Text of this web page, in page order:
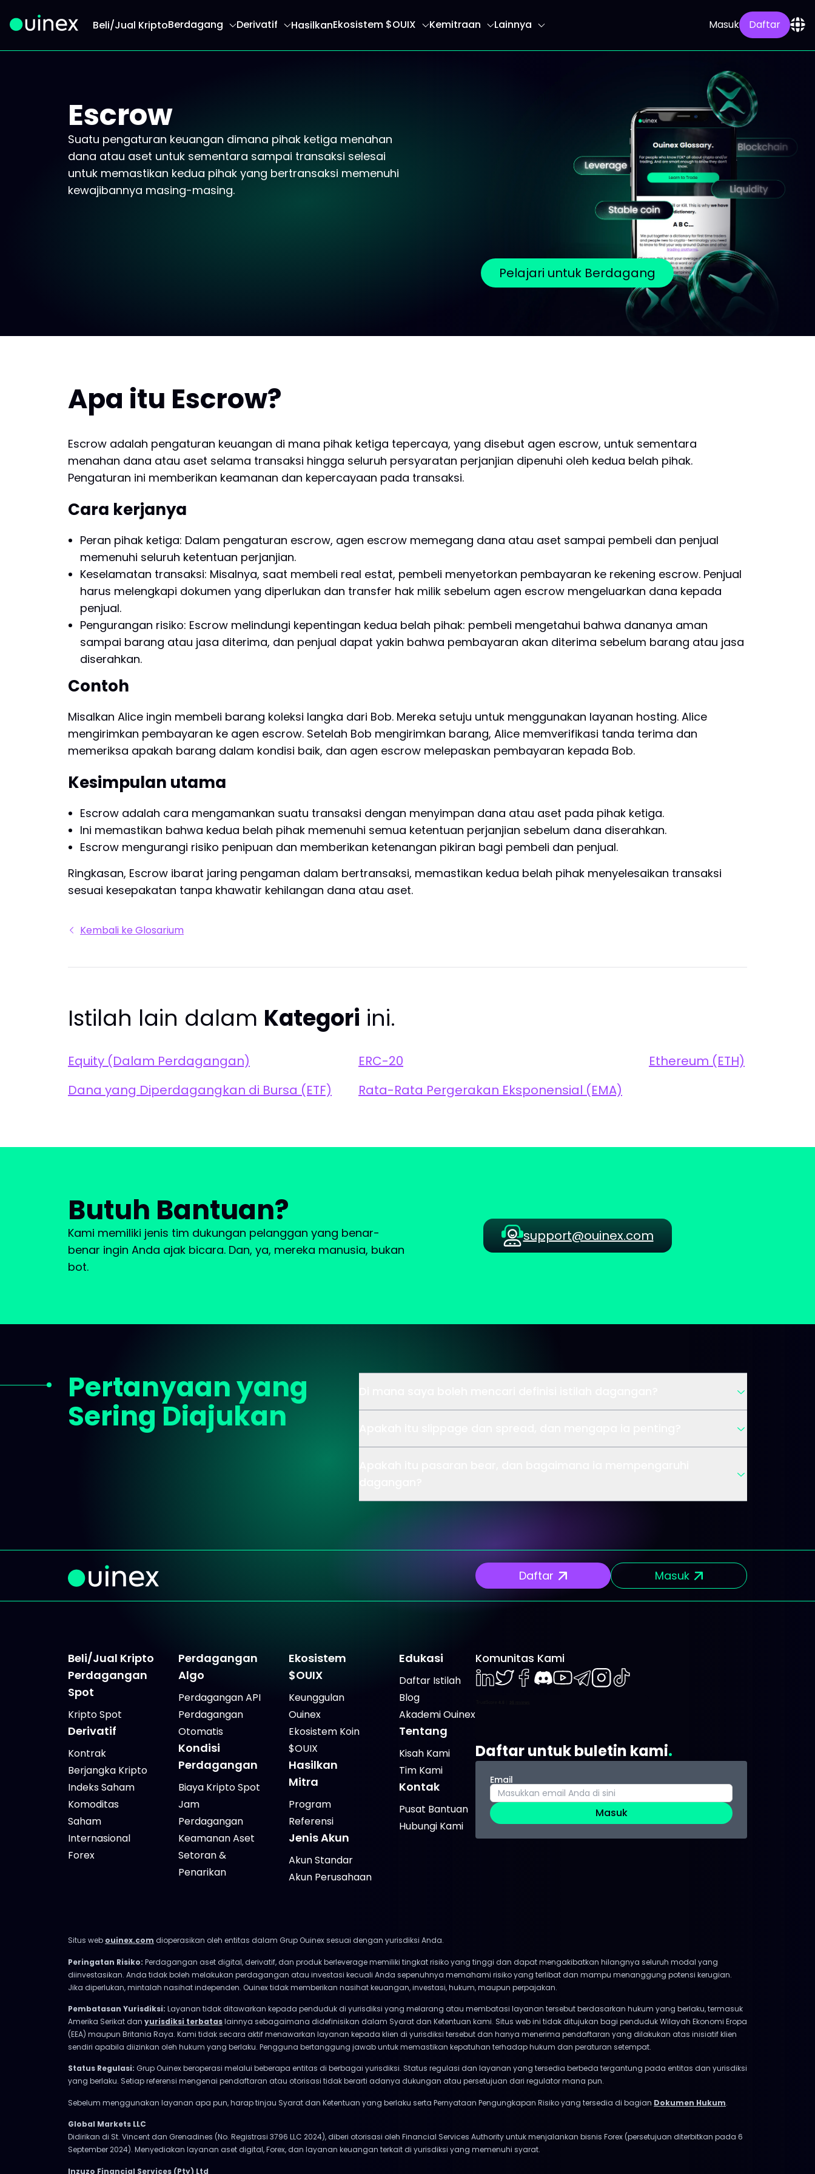
Beli/Jual KriptoBerdagang Derivatif HasilkanEkosistem $OUIX Kemitraan Lainnya Masuk Daftar
Escrow
Suatu pengaturan keuangan dimana pihak ketiga menahan
dana atau aset untuk sementara sampai transaksi selesai
untuk memastikan kedua pihak yang bertransaksi memenuhi
kewajibannya masing-masing.
Pelajari untuk Berdagang
Apa itu Escrow?
Escrow adalah pengaturan keuangan di mana pihak ketiga tepercaya, yang disebut agen escrow, untuk sementara
menahan dana atau aset selama transaksi hingga seluruh persyaratan perjanjian dipenuhi oleh kedua belah pihak.
Pengaturan ini memberikan keamanan dan kepercayaan pada transaksi.
Cara kerjanya
Peran pihak ketiga: Dalam pengaturan escrow, agen escrow memegang dana atau aset sampai pembeli dan penjual
memenuhi seluruh ketentuan perjanjian.
Keselamatan transaksi: Misalnya, saat membeli real estat, pembeli menyetorkan pembayaran ke rekening escrow. Penjual
harus melengkapi dokumen yang diperlukan dan transfer hak milik sebelum agen escrow mengeluarkan dana kepada
penjual.
Pengurangan risiko: Escrow melindungi kepentingan kedua belah pihak: pembeli mengetahui bahwa dananya aman
sampai barang atau jasa diterima, dan penjual dapat yakin bahwa pembayaran akan diterima sebelum barang atau jasa
diserahkan.
Contoh
Misalkan Alice ingin membeli barang koleksi langka dari Bob. Mereka setuju untuk menggunakan layanan hosting. Alice
mengirimkan pembayaran ke agen escrow. Setelah Bob mengirimkan barang, Alice memverifikasi tanda terima dan
memeriksa apakah barang dalam kondisi baik, dan agen escrow melepaskan pembayaran kepada Bob.
Kesimpulan utama
Escrow adalah cara mengamankan suatu transaksi dengan menyimpan dana atau aset pada pihak ketiga.
Ini memastikan bahwa kedua belah pihak memenuhi semua ketentuan perjanjian sebelum dana diserahkan.
Escrow mengurangi risiko penipuan dan memberikan ketenangan pikiran bagi pembeli dan penjual.
Ringkasan, Escrow ibarat jaring pengaman dalam bertransaksi, memastikan kedua belah pihak menyelesaikan transaksi
sesuai kesepakatan tanpa khawatir kehilangan dana atau aset.
Kembali ke Glosarium
Istilah lain dalam Kategori ini.
Equity (Dalam Perdagangan) ERC-20
Ethereum (ETH)
Dana yang Diperdagangkan di Bursa (ETF)
Rata-Rata Pergerakan Eksponensial (EMA)
Butuh Bantuan?
Kami memiliki jenis tim dukungan pelanggan yang benar-
benar ingin Anda ajak bicara. Dan, ya, mereka manusia, bukan
bot.
support@ouinex.com
Pertanyaan yang
Sering Diajukan
Daftar Masuk
Beli/Jual Kripto
Perdagangan
Spot
Kripto Spot
Derivatif
Kontrak
Berjangka Kripto
Indeks Saham
Komoditas
Saham
Internasional
Forex
Perdagangan
Algo
Perdagangan API
Perdagangan
Otomatis
Kondisi
Perdagangan
Biaya Kripto Spot
Jam
Perdagangan
Keamanan Aset
Setoran &
Penarikan
Ekosistem
$OUIX
Keunggulan
Ouinex
Ekosistem Koin
$OUIX
Hasilkan
Mitra
Program
Referensi
Jenis Akun
Akun Standar
Akun Perusahaan
Edukasi
Daftar Istilah
Blog
Akademi Ouinex
Tentang
Kisah Kami
Tim Kami
Kontak
Pusat Bantuan
Hubungi Kami
Komunitas Kami
Daftar untuk buletin kami
Email
Masuk
Situs web ouinex.com dioperasikan oleh entitas dalam Grup Ouinex sesuai dengan yurisdiksi Anda.
Peringatan Risiko: Perdagangan aset digital, derivatif, dan produk berleverage memiliki tingkat risiko yang tinggi dan dapat mengakibatkan hilangnya seluruh modal yang
diinvestasikan. Anda tidak boleh melakukan perdagangan atau investasi kecuali Anda sepenuhnya memahami risiko yang terlibat dan mampu menanggung potensi kerugian.
Jika diperlukan, mintalah nasihat independen. Ouinex tidak memberikan nasihat keuangan, investasi, hukum, maupun perpajakan.
Pembatasan Yurisdiksi: Layanan tidak ditawarkan kepada penduduk di yurisdiksi yang melarang atau membatasi layanan tersebut berdasarkan hukum yang berlaku, termasuk
Amerika Serikat dan yurisdiksi terbataslainnya sebagaimana didefinisikan dalam Syarat dan Ketentuan kami. Situs web ini tidak ditujukan bagi penduduk Wilayah Ekonomi Eropa
(EEA) maupun Britania Raya. Kami tidak secara aktif menawarkan layanan kepada klien di yurisdiksi tersebut dan hanya menerima pendaftaran yang dilakukan atas inisiatif klien
sendiri apabila diizinkan oleh hukum yang berlaku. Pengguna bertanggung jawab untuk memastikan kepatuhan terhadap hukum dan peraturan setempat.
Status Regulasi: Grup Ouinex beroperasi melalui beberapa entitas di berbagai yurisdiksi. Status regulasi dan layanan yang tersedia berbeda tergantung pada entitas dan yurisdiksi
yang berlaku. Setiap referensi mengenai pendaftaran atau otorisasi tidak berarti adanya dukungan atau persetujuan dari regulator mana pun.
Sebelum menggunakan layanan apa pun, harap tinjau Syarat dan Ketentuan yang berlaku serta Pernyataan Pengungkapan Risiko yang tersedia di bagian Dokumen Hukum.
Global Markets LLC
Didirikan di St. Vincent dan Grenadines (No. Registrasi 3796 LLC 2024), diberi otorisasi oleh Financial Services Authority untuk menjalankan bisnis Forex (persetujuan diterbitkan pada 6
September 2024). Menyediakan layanan aset digital, Forex, dan layanan keuangan terkait di yurisdiksi yang memenuhi syarat.
Inzuzo Financial Services (Pty) Ltd